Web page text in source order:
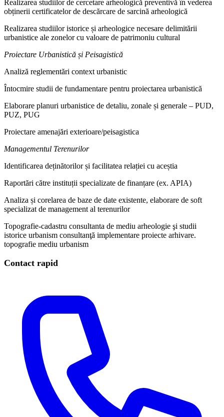
Realizarea studiilor de cercetare arheologică preventivă în vederea
obținerii certificatelor de descărcare de sarcină arheologică
Realizarea studiilor istorice și arheologice necesare delimitării
urbanistice ale zonelor cu valoare de patrimoniu cultural
Proiectare Urbanistică și Peisagistică
Analiză reglementări context urbanistic
Întocmire studii de fundamentare pentru proiectarea urbanistică
Elaborare planuri urbanistice de detaliu, zonale și generale – PUD,
PUZ, PUG
Proiectare amenajări exterioare/peisagistica
Managementul Terenurilor
Identificarea deținătorilor și facilitatea relației cu aceștia
Raportări către instituții specializate de finanțare (ex. APIA)
Analiza și corelarea de baze de date existente, elaborare de soft
specializat de management al terenurilor
Topografie-cadastru consultanta de mediu arheologie şi studii
istorice urbanism consultanţă implementare proiecte arhivare.
topografie mediu urbanism
Contact rapid